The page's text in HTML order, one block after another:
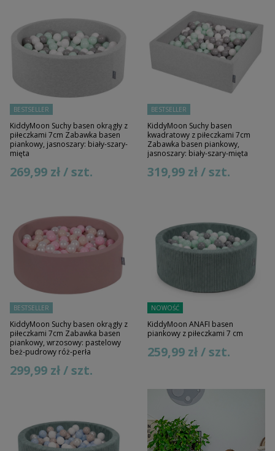
BESTSELLER
KiddyMoon Suchy basen okrągły z
piłeczkami 7cm Zabawka basen
piankowy, jasnoszary: biały-szary-
mięta
269,99 zł / szt.
BESTSELLER
KiddyMoon Suchy basen
kwadratowy z piłeczkami 7cm
Zabawka basen piankowy,
jasnoszary: biały-szary-mięta
319,99 zł / szt.
BESTSELLER
KiddyMoon Suchy basen okrągły z
piłeczkami 7cm Zabawka basen
piankowy, wrzosowy: pastelowy
beż-pudrowy róż-perła
299,99 zł / szt.
NOWOŚĆ
KiddyMoon ANAFI basen
piankowy z piłeczkami 7 cm
259,99 zł / szt.